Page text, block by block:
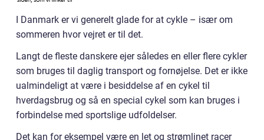
I Danmark er vi generelt glade for at cykle – især om
sommeren hvor vejret er til det.
Langt de fleste danskere ejer således en eller flere cykler
som bruges til daglig transport og fornøjelse. Det er ikke
ualmindeligt at være i besiddelse af en cykel til
hverdagsbrug og så en special cykel som kan bruges i
forbindelse med sportslige udfoldelser.
Det kan for eksempel være en let og strømlinet racer